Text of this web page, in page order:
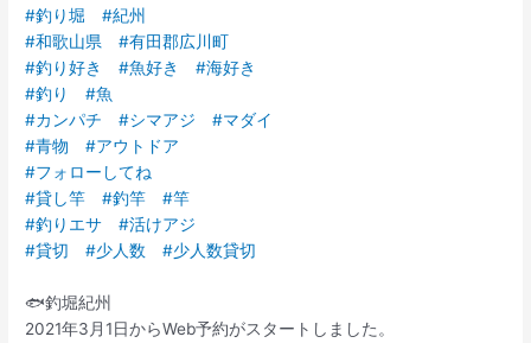
#釣り堀
#紀州
#和歌山県
#有田郡広川町
#釣り好き
#魚好き
#海好き
#釣り
#魚
#カンパチ
#シマアジ
#マダイ
#青物
#アウトドア
#フォローしてね
#貸し竿
#釣竿
#竿
#釣りエサ
#活けアジ
#貸切
#少人数 #少人数貸切
🐟釣堀紀州
2021年3月1日からWeb予約がスタートしました。